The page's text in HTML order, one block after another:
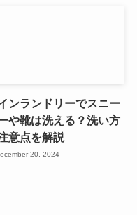
ンランドリーでスニー
や靴は洗える？洗い方
意点を解説
20, 2024